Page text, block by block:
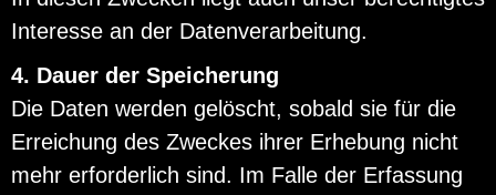
Interesse an der Datenverarbeitung.
4. Dauer der Speicherung
Die Daten werden gelöscht, sobald sie für die
Erreichung des Zweckes ihrer Erhebung nicht
mehr erforderlich sind. Im Falle der Erfassung